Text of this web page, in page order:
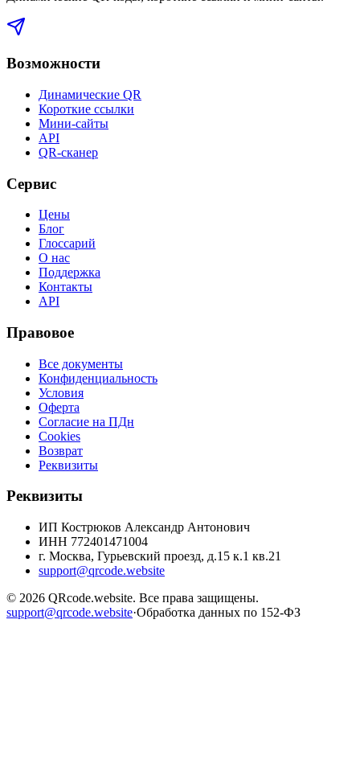
Возможности
Динамические QR
Короткие ссылки
Мини-сайты
API
QR-сканер
Сервис
Цены
Блог
Глоссарий
О нас
Поддержка
Контакты
API
Правовое
Все документы
Конфиденциальность
Условия
Оферта
Согласие на ПДн
Cookies
Возврат
Реквизиты
Реквизиты
ИП Кострюков Александр Антонович
ИНН 772401471004
г. Москва, Гурьевский проезд, д.15 к.1 кв.21
support@qrcode.website
© 2026 QRcode.website. Все права защищены.
support@qrcode.website·Обработка данных по 152-ФЗ